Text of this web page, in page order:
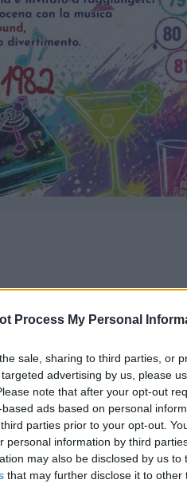
Process My Personal
sale, sharing to third parties, or
advertising by us, please
note that after your opt-out
ads based on personal
parties prior to your opt-out.
personal information by third
may also be disclosed by us to
that may further disclose it to other
torna la
più sentiti